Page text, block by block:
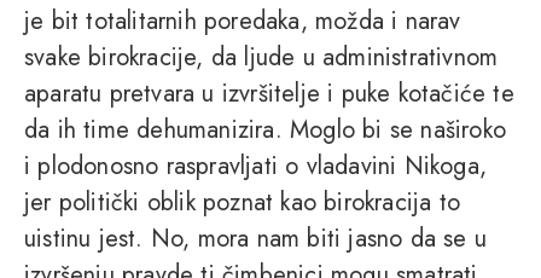
je bit totalitarnih poredaka, možda i narav
svake birokracije, da ljude u administrativnom
aparatu pretvara u izvršitelje i puke kotačiće te
da ih time dehumanizira. Moglo bi se naširoko
i plodonosno raspravljati o vladavini Nikoga,
jer politički oblik poznat kao birokracija to
uistinu jest. No, mora nam biti jasno da se u